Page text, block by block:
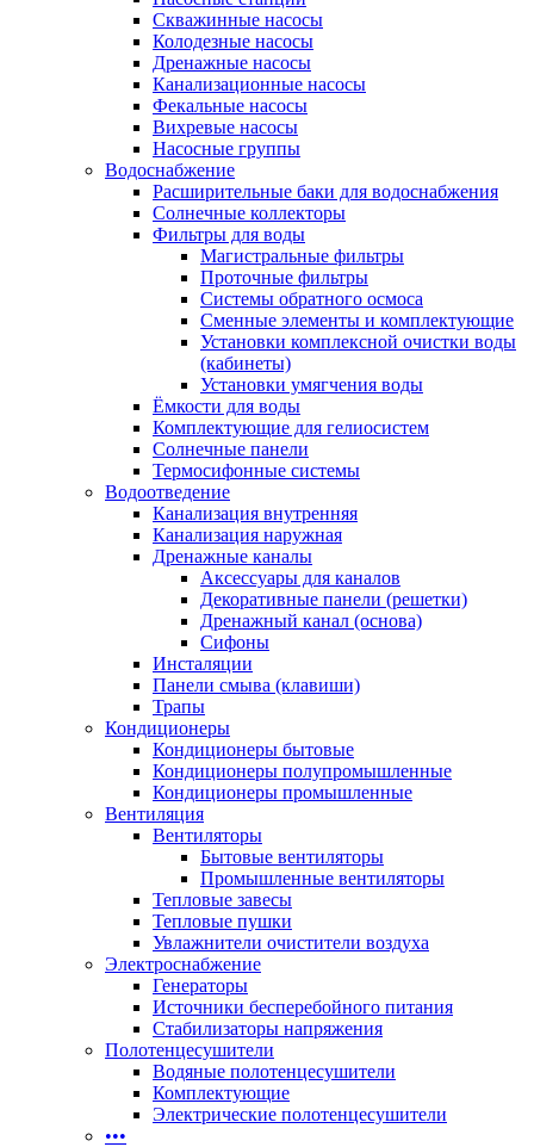
Скважинные насосы
Колодезные насосы
Дренажные насосы
Канализационные насосы
Фекальные насосы
Вихревые насосы
Насосные группы
Водоснабжение
Расширительные баки для водоснабжения
Солнечные коллекторы
Фильтры для воды
Магистральные фильтры
Проточные фильтры
Системы обратного осмоса
Сменные элементы и комплектующие
Установки комплексной очистки воды
(кабинеты)
Установки умягчения воды
Ёмкости для воды
Комплектующие для гелиосистем
Солнечные панели
Термосифонные системы
Водоотведение
Канализация внутренняя
Канализация наружная
Дренажные каналы
Аксессуары для каналов
Декоративные панели (решетки)
Дренажный канал (основа)
Сифоны
Инсталяции
Панели смыва (клавиши)
Трапы
Кондиционеры
Кондиционеры бытовые
Кондиционеры полупромышленные
Кондиционеры промышленные
Вентиляция
Вентиляторы
Бытовые вентиляторы
Промышленные вентиляторы
Тепловые завесы
Тепловые пушки
Увлажнители очистители воздуха
Электроснабжение
Генераторы
Источники бесперебойного питания
Стабилизаторы напряжения
Полотенцесушители
Водяные полотенцесушители
Комплектующие
Электрические полотенцесушители
•••